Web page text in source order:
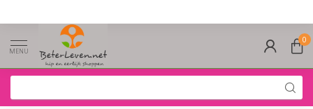
MENU
0